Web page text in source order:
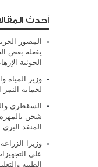
أحدث
المصور
يفعله بعض
الحوثية
وزير المياه
لحماية النمر
السقطري
شحن
المنفذ البري
وزيرا
على
الطبية